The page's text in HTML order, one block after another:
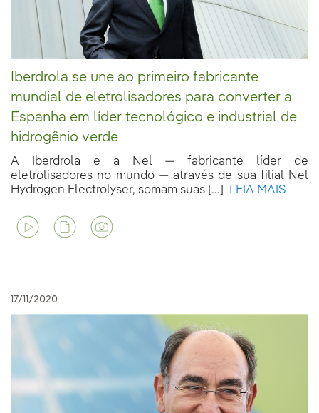
Iberdrola se une ao primeiro fabricante
mundial de eletrolisadores para converter a
Espanha em líder tecnológico e industrial de
hidrogênio verde
A Iberdrola e a Nel — fabricante líder de
eletrolisadores no mundo — através de sua filial Nel
Hydrogen Electrolyser, somam suas [...]
LEIA MAIS
17/11/2020